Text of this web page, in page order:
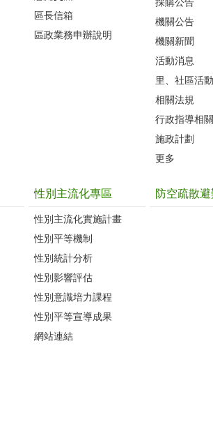
區長信箱
區政業務申辦說明
機關公告
機關新聞
活動消息
里、社區活
相關法規
行政指導相
施政計劃
更多
性別主流化專區
性別主流化實施計畫
性別平等機制
性別統計分析
性別影響評估
性別意識培力課程
性別平等宣導成果
網站連結
防空疏散